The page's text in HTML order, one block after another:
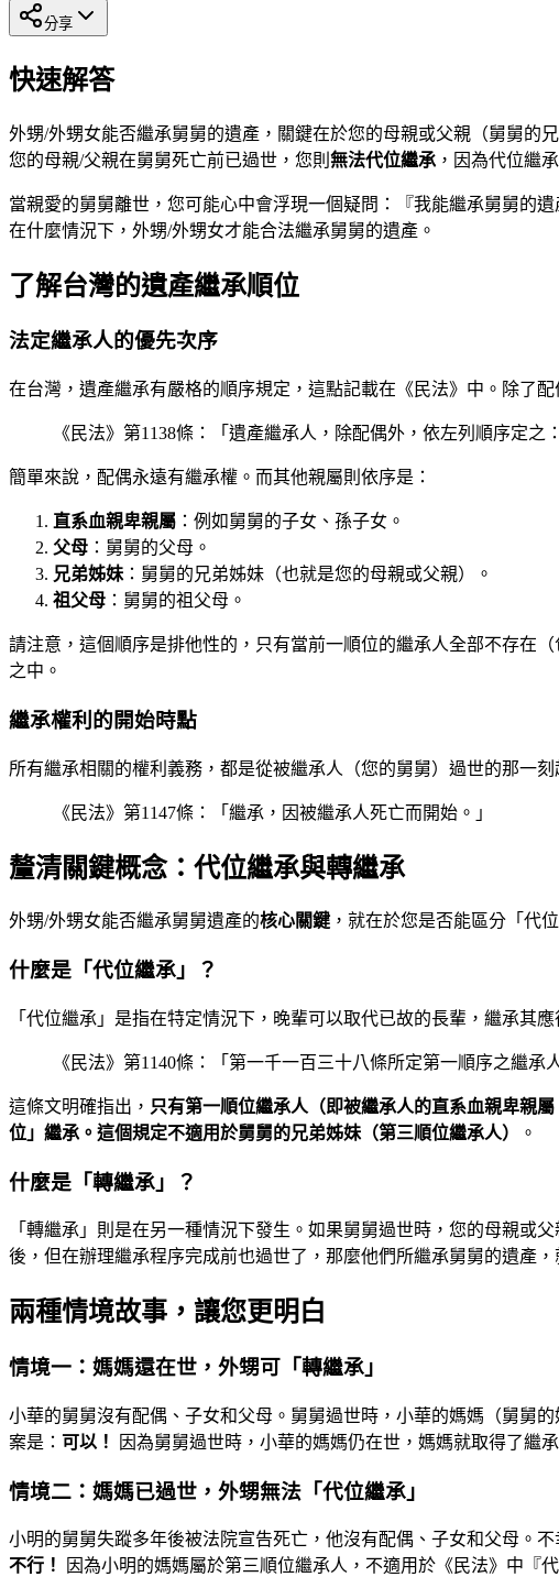
分享
快速解答
外甥/外甥女能否繼承舅舅的遺產，關鍵在於您的母親或父親（舅舅的
您的母親/父親在舅舅死亡前已過世，您則 無法代位繼承 ，因為代位繼
當親愛的舅舅離世，您可能心中會浮現一個疑問：『我能繼承舅舅的
在什麼情況下，外甥/外甥女才能合法繼承舅舅的遺產。
了解台灣的遺產繼承順位
法定繼承人的優先次序
在台灣，遺產繼承有嚴格的順序規定，這點記載在《民法》中。除了
《民法》第1138條：「遺產繼承人，除配偶外，依左列順序定
簡單來說，配偶永遠有繼承權。而其他親屬則依序是：
直系血親卑親屬 ：例如舅舅的子女、孫子女。
父母 ：舅舅的父母。
兄弟姊妹 ：舅舅的兄弟姊妹（也就是您的母親或父親）。
祖父母 ：舅舅的祖父母。
請注意，這個順序是排他性的，只有當前一順位的繼承人全部不存在
之中。
繼承權利的開始時點
所有繼承相關的權利義務，都是從被繼承人（您的舅舅）過世的那一刻
《民法》第1147條：「繼承，因被繼承人死亡而開始。」
釐清關鍵概念：代位繼承與轉繼承
外甥/外甥女能否繼承舅舅遺產的核心關鍵 ，就在於您是否能區分「代
什麼是「代位繼承」？
「代位繼承」是指在特定情況下，晚輩可以取代已故的長輩，繼承其
《民法》第1140條：「第一千一百三十八條所定第一順序之繼
這條文明確指出， 只有第一順位繼承人（即被繼承人的直系血親卑親屬
位」繼承。這個規定不適用於舅舅的兄弟姊妹（第三順位繼承人） 。
什麼是「轉繼承」？
「轉繼承」則是在另一種情況下發生。如果舅舅過世時，您的母親或父
後，但在辦理繼承程序完成前也過世了，那麼他們所繼承舅舅的遺產
兩種情境故事，讓您更明白
情境一：媽媽還在世，外甥可「轉繼承」
小華的舅舅沒有配偶、子女和父母。舅舅過世時，小華的媽媽（舅舅
案是： 可以！ 因為舅舅過世時，小華的媽媽仍在世，媽媽就取得了繼
情境二：媽媽已過世，外甥無法「代位繼承」
小明的舅舅失蹤多年後被法院宣告死亡，他沒有配偶、子女和父母。
不行！
因為小明的媽媽屬於第三順位繼承人，不適用於《民法》中『